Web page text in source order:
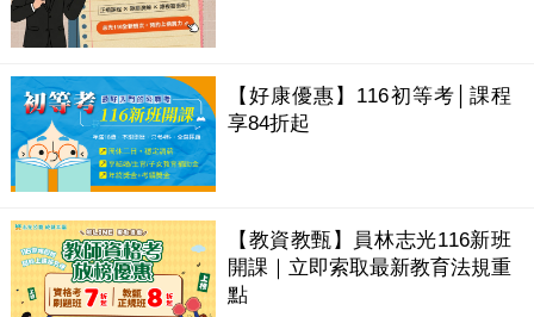
【好康優惠】116初等考│課程
享84折起
【教資教甄】員林志光116新班
開課｜立即索取最新教育法規重
點